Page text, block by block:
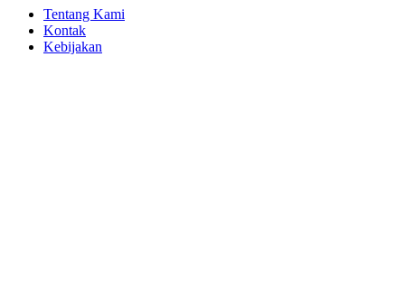
Tentang Kami
Kontak
Kebijakan